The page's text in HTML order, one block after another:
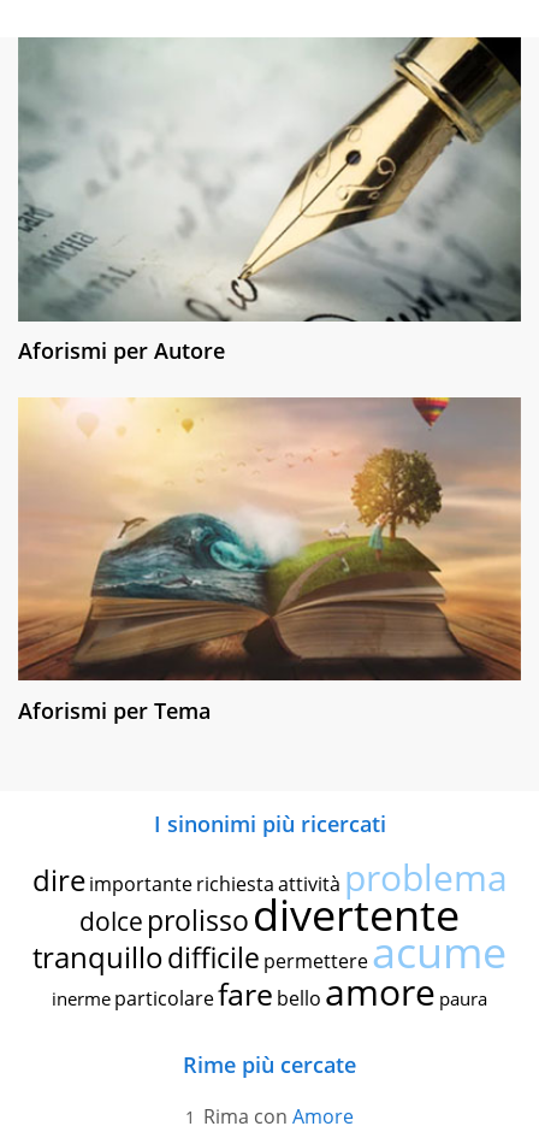
Aforismi per Autore
Aforismi per Tema
I sinonimi più ricercati
dire importante richiestaattività problema
dolce prolissodivertente
tranquillodifficile permettereacume
inerme particolarefare bello amore paura
Rime più cercate
Rima con Amore